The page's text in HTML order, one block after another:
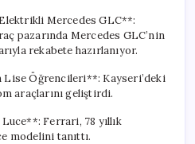
Mercedes GLC**:
pazarında Mercedes GLC’nin
rekabete hazırlanıyor.
Öğrencileri**: Kayseri’deki
araçlarını geliştirdi.
Ferrari, 78 yıllık
modelini tanıttı.